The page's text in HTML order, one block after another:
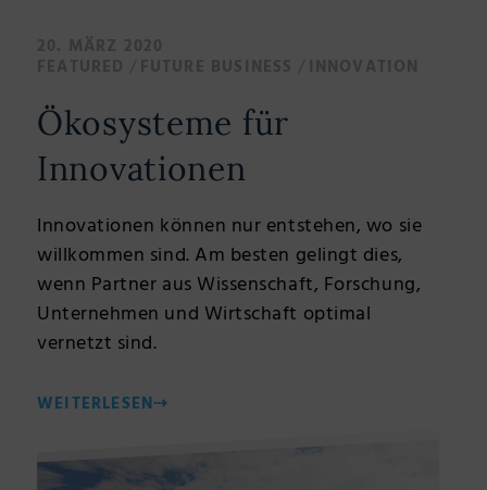
20. MÄRZ 2020
FEATURED / FUTURE BUSINESS / INNOVATION
Ökosysteme für
Innovationen
Innovationen können nur entstehen, wo sie
willkommen sind. Am besten gelingt dies,
wenn Partner aus Wissenschaft, Forschung,
Unternehmen und Wirtschaft optimal
vernetzt sind.
WEITERLESEN⇢